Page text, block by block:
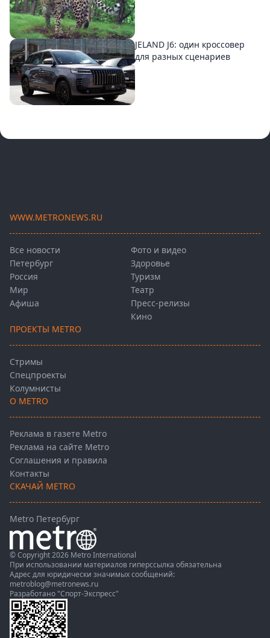
JELAND J6: один кроссовер
для разных сценариев
WWW.METRONEWS.RU
Все новости
Петербург
Россия
Мир
Афиша
Фото и видео
Здоровье
Туризм
Театр
Пресс-релизы
Кино
ПРОЕКТЫ METRO
Стримы
Спецпроекты
Колумнисты
О METRO
Реклама в газете Metro
Реклама на сайте Metro
Соглашения и правила
Контакты
СКАЧАЙ METRO
Metro Петербург
© Copyright 2026 Metro International
При использовании материалов гиперссылка обязательна
Адрес для юридически значимых сообщений:
metroblog@metronews.ru
Разработано "Спорт-Экспресс"